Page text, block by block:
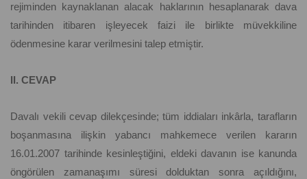
rejiminden kaynaklanan alacak haklarının hesaplanarak dava
tarihinden itibaren işleyecek faizi ile birlikte müvekkiline
ödenmesine karar verilmesini talep etmiştir.
II. CEVAP
Davalı vekili cevap dilekçesinde; tüm iddiaları inkârla, tarafların
boşanmasına ilişkin yabancı mahkemece verilen kararın
16.01.2007 tarihinde kesinleştiğini, eldeki davanın ise kanunda
öngörülen zamanaşımı süresi dolduktan sonra açıldığını,